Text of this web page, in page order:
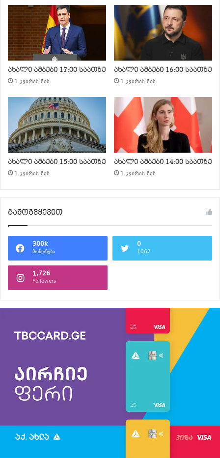
ახალი ამბები 17:00 საათზე
1 კვირის წინ
ახალი ამბები 16:00 საათზე
1 კვირის წინ
ახალი ამბები 15:00 საათზე
1 კვირის წინ
ახალი ამბები 14:00 საათზე
1 კვირის წინ
გამოგვყევით
300k
მოწონება
0
1067
1,726
Followers